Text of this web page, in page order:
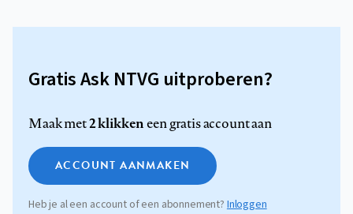
Gratis Ask NTVG uitproberen?
Maak met2 klikkeneen gratis account aan
ACCOUNT AANMAKEN
Heb je al een account of een abonnement?Inloggen